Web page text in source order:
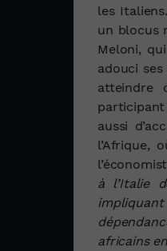
les
un blocus
Meloni,
adouci
atteindre
aussi
l’Afrique,
à l’Italie
africains